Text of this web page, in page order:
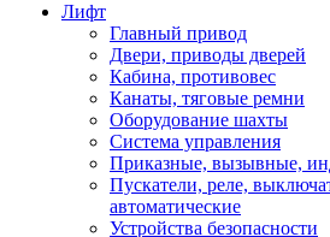
Лифт
Главный привод
Двери, приводы дверей
Кабина, противовес
Канаты, тяговые ремни
Оборудование шахты
Система управления
Приказные, вызывные,
Пускатели, реле,
автоматические
Устройства безопасности